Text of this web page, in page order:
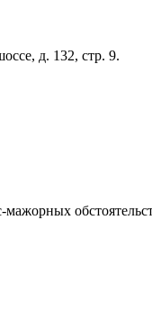
д. 132, стр. 9.